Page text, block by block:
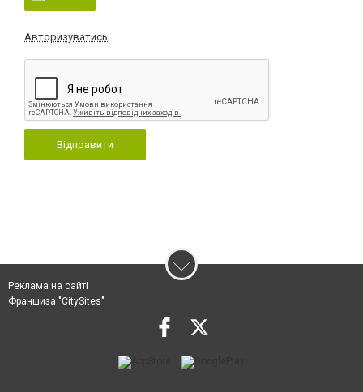
Авторизуватись
Відправити
Реклама на сайті
Франшиза "CitySites"